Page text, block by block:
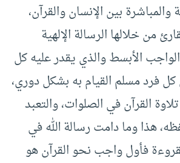
بين الإنسان والقرآن،
من خلالها الرسالة الإلهية
الأبسط والذي يقدر عليه كل
فرد مسلم القيام به بشكل دوري،
القرآن في الصلوات، والتعبد
هذا وما دامت رسالة الله في
فأول واجب نحو القرآن هو